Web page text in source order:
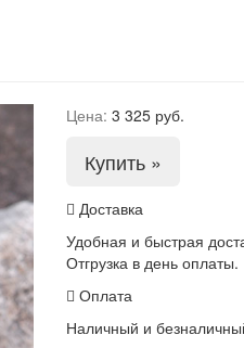
Цена: 3 325 руб.
Купить »
Доставка
Удобная и быстрая
Отгрузка в день оплаты.
Оплата
Наличный и